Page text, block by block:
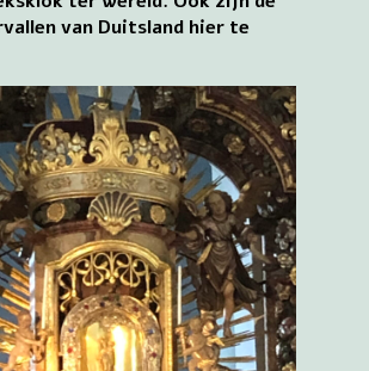
van Duitsland hier te